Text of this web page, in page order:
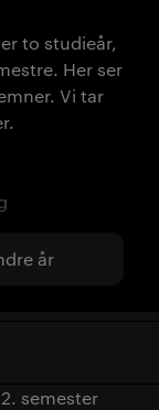
to studieår,
Her ser
Vi tar
år
2. semester